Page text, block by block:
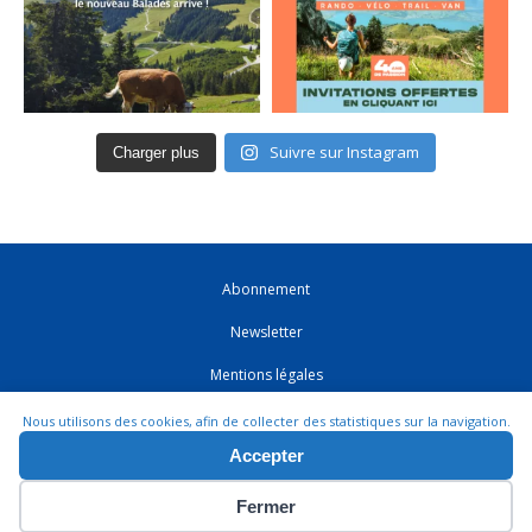
Charger plus Suivre sur Instagram
Abonnement
Newsletter
Mentions légales
CGV
Contact
© EUROPRESSE 2026
Nous utilisons des cookies, afin de collecter des statistiques sur la navigation.
Accepter
Fermer